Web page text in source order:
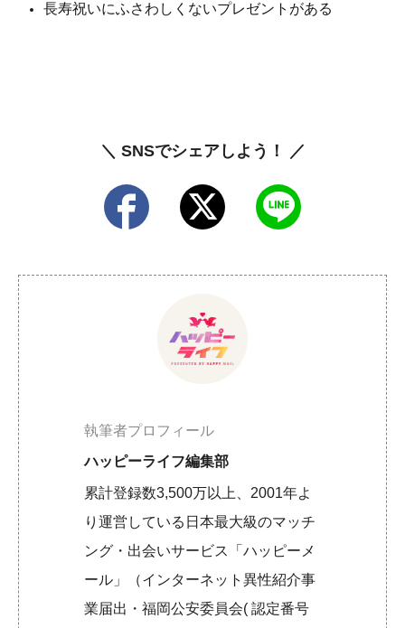
長寿祝いにふさわしくないプレゼントがある
＼ SNSでシェアしよう！ ／
執筆者プロフィール
ハッピーライフ編集部
累計登録数3,500万以上、2001年よ
り運営している日本最大級のマッチ
ング・出会いサービス「ハッピーメ
ール」（インターネット異性紹介事
業届出・福岡公安委員会( 認定番号